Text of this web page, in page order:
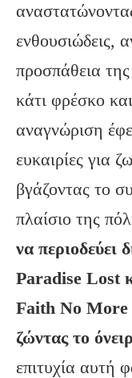
ενθουσιώδεις,
προσπάθεια
κάτι φρέσκο
αναγνώριση
ευκαιρίες για
βγάζοντας το
πλαίσιο της
να περιοδεύει
Paradise Lost
Faith No More
ζώντας το
επιτυχία αυτή